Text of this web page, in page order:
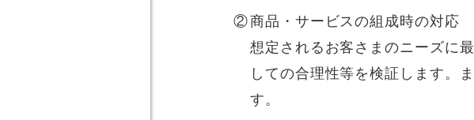
商品・サービスの組成時の対応
想定されるお客さまのニーズに
しての合理性等を検証します。
す。